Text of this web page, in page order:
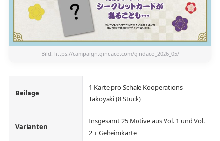
Bild: https://campaign.gindaco.com/gindaco_2026_05/
Beilage
1 Karte pro Schale Kooperations-
Takoyaki (8 Stück)
Varianten
Insgesamt 25 Motive aus Vol. 1 und Vol.
2 + Geheimkarte